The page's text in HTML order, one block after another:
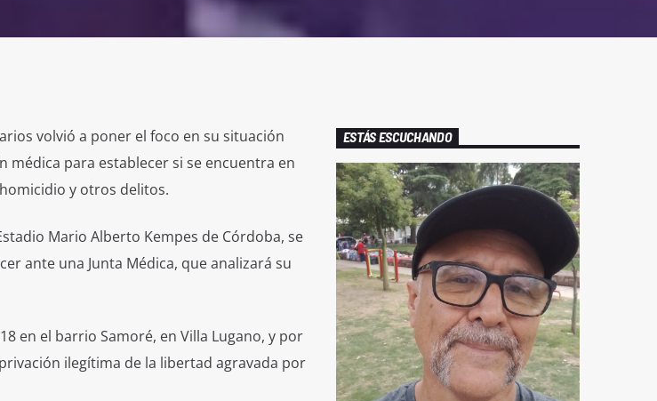
volvió a poner el foco en su situación
médica para establecer si se encuentra en
y otros delitos.
Mario Alberto Kempes de Córdoba, se
ante una Junta Médica, que analizará su
en el barrio Samoré, en Villa Lugano, y por
ilegítima de la libertad agravada por
ESTÁS ESCUCHANDO